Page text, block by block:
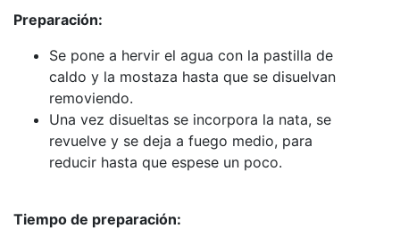
Preparación:
Se pone a hervir el agua con la pastilla de
caldo y la mostaza hasta que se disuelvan
removiendo.
Una vez disueltas se incorpora la nata, se
revuelve y se deja a fuego medio, para
reducir hasta que espese un poco.
Tiempo de preparación: